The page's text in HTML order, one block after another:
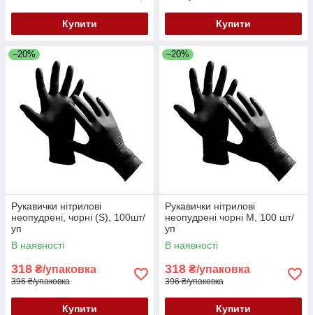
Купити Купити
–20%
Рукавички нітрилові
неопудрені, чорні (S), 100шт/
уп
В наявності
318 ₴/упаковка
396 ₴/упаковка
Купити
–20%
Рукавички нітрилові
неопудрені чорні M, 100 шт/
уп
В наявності
318 ₴/упаковка
396 ₴/упаковка
Купити